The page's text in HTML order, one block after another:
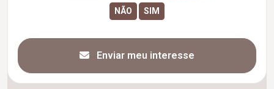
Enviar meu interesse